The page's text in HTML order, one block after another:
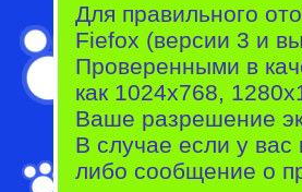
Для правильного
Fiefox (версии 3 и
Проверенными в
как 1024x768,
Ваше разрешение
В случае если у
либо сообщение о